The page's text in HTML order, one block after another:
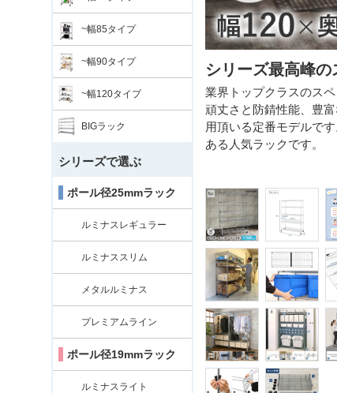
~幅85タイプ
~幅90タイプ
~幅120タイプ
BIGラック
シリーズで選ぶ
ポール径25mmラック
ルミナスレギュラー
ルミナススリム
メタルルミナス
プレミアムライン
ポール径19mmラック
ルミナスライト
す。ネジや釘を使わずに簡単に組み
シリーズ最高峰の
業界トップクラスのス
頑丈さと防錆性能、豊
用頂いる定番モデルで
ある人気ラックです。